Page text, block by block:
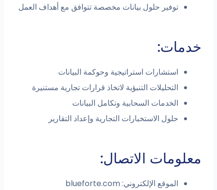
توفير حلول بيانات مخصصة تتوافق مع أهداف العمل
استشارات استراتيجية وحوكمة البيانات
التحليلات التنبؤية لاتخاذ قرارات تجارية مستنيرة
الخدمات السحابية وتكامل البيانات
حلول الاستخبارات التجارية وإعداد التقارير
الاتصال:
الموقع الإلكتروني: blueforte.com